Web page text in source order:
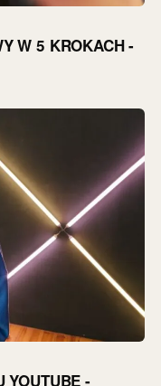
W 5 KROKACH -
YOUTUBE -